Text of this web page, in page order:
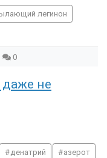
легинон
0
не
денатрий азерот